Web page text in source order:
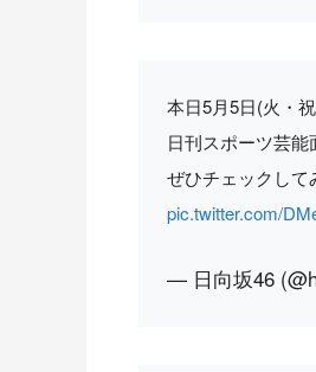
本日5月5日(火・
日刊スポーツ芸
ぜひチェックして
pic.twitter.com/
— 日向坂46